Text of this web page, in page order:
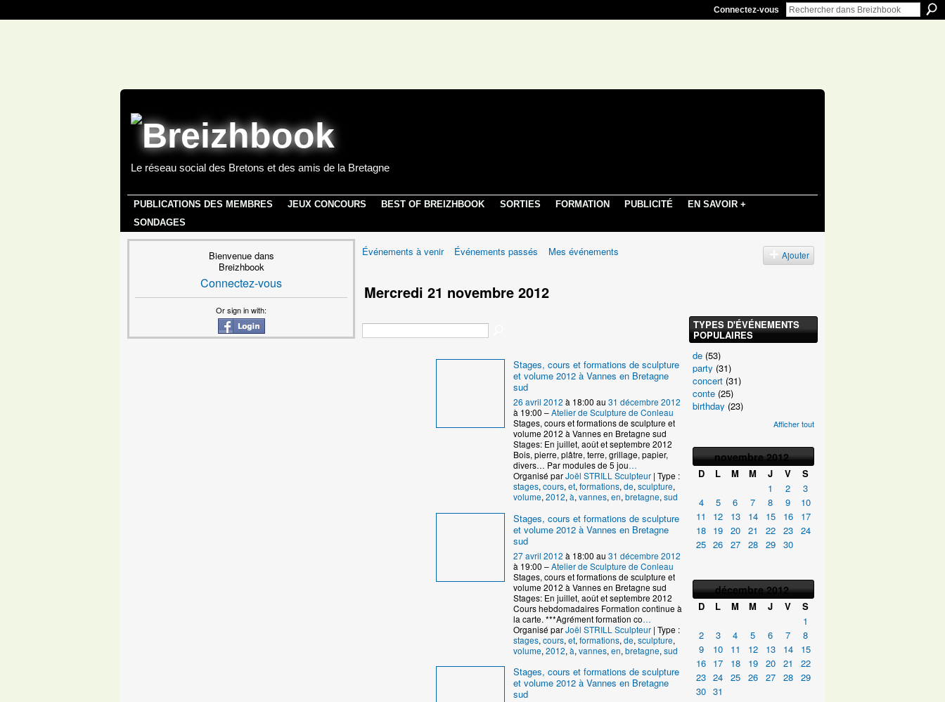
Connectez-vous
Le réseau social des Bretons et des amis de la Bretagne
PUBLICATIONS DES MEMBRES JEUX CONCOURS BEST OF BREIZHBOOK SORTIES FORMATION PUBLICITÉ
EN SAVOIR +
SONDAGES
Bienvenue dans
Breizhbook
Connectez-vous
Or sign in with:
Événements à venir Événements passés Mes événements Ajouter
Mercredi 21 novembre 2012
Stages, cours et formations de sculpture
et volume 2012 à Vannes en Bretagne
sud
26 avril 2012 à 18:00 au 31 décembre 2012
à 19:00 –Atelier de Sculpture de Conleau
Stages, cours et formations de sculpture et
volume 2012 à Vannes en Bretagne sud
Stages: En juillet, août et septembre 2012
Bois, pierre, plâtre, terre, grillage, papier,
divers… Par modules de 5 jou…
Organisé parJoël STRILL Sculpteur | Type :
stages, cours, et, formations, de, sculpture,
volume, 2012, à, vannes, en, bretagne, sud
Stages, cours et formations de sculpture
et volume 2012 à Vannes en Bretagne
sud
27 avril 2012 à 18:00 au 31 décembre 2012
à 19:00 –Atelier de Sculpture de Conleau
Stages, cours et formations de sculpture et
volume 2012 à Vannes en Bretagne sud
Stages: En juillet, août et septembre 2012
Cours hebdomadaires Formation continue à
la carte. ***Agrément formation co…
Organisé parJoël STRILL Sculpteur | Type :
stages, cours, et, formations, de, sculpture,
volume, 2012, à, vannes, en, bretagne, sud
Stages, cours et formations de sculpture
et volume 2012 à Vannes en Bretagne
sud
TYPES D'ÉVÉNEMENTS
POPULAIRES
de (53)
party (31)
concert (31)
conte (25)
birthday (23)
Afficher tout
novembre 2012
D L M M J V
S
1
2
3
4
5 6 7 8 9
10
11
12 13 14 15 16
17
18 19 20 21 22 23
24
25 26 27 28 29 30
décembre 2012
D L M M J V
S
1
2
3 4 5 6 7
8
9
10 11 12 13 14
15
16 17 18 19 20 21
22
23 24 25 26 27 28
29
30 31